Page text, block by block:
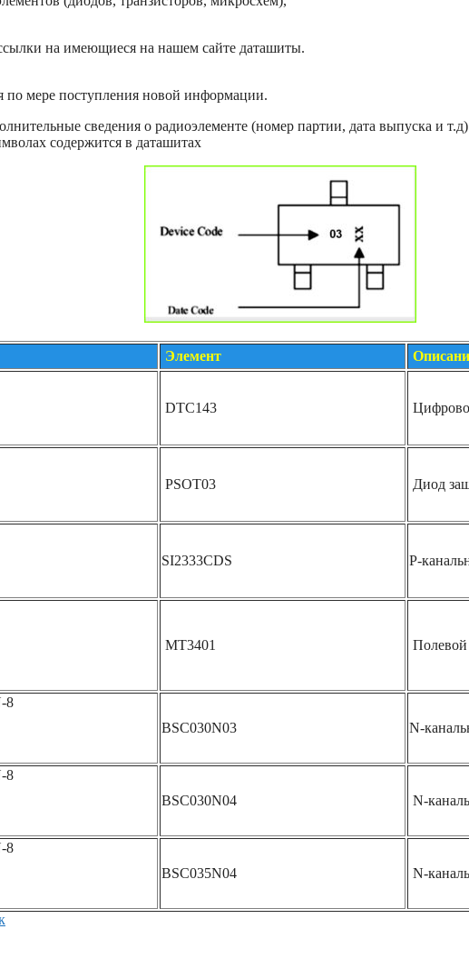
на имеющиеся на нашем сайте даташиты.
по мере поступления новой информации.
сведения о радиоэлементе (номер партии, дата выпуска и
содержится в даташитах
Элемент
DTC143
PSOT03
Диод
SI2333CDS
P-
MT3401
Полевой
8
BSC030N03
N-
8
BSC030N04
N-
8
BSC035N04
N-